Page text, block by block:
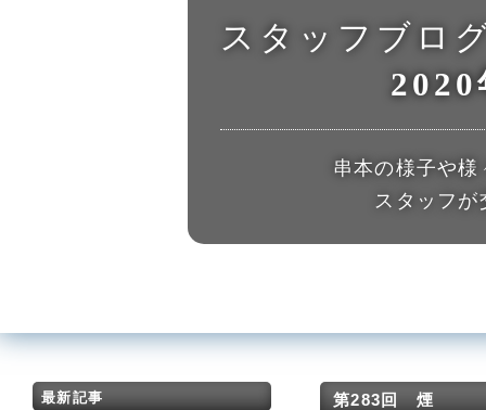
スタッフブロ
2020
串本の様子や
スタッフ
最新記事 第283回 煙